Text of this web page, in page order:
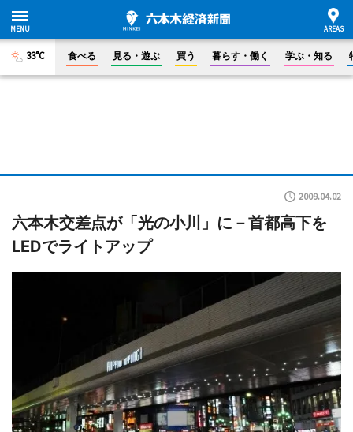
33°C 食べる 見る・遊ぶ 買う 暮らす・働く 学ぶ・知る
2009.04.02
六本木交差点が「光の小川」に－首都高下を
LEDでライトアップ